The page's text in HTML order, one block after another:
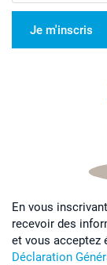
Je m'inscris
En vous
recevoir des
et vous acceptez
Déclaration